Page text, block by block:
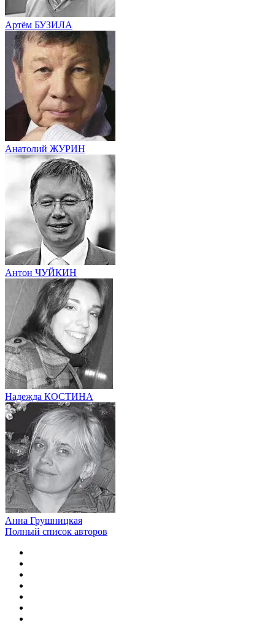
Артём БУЗИЛА
Анатолий ЖУРИН
Антон ЧУЙКИН
Надежда КОСТИНА
Анна Грушницкая
Полный список авторов